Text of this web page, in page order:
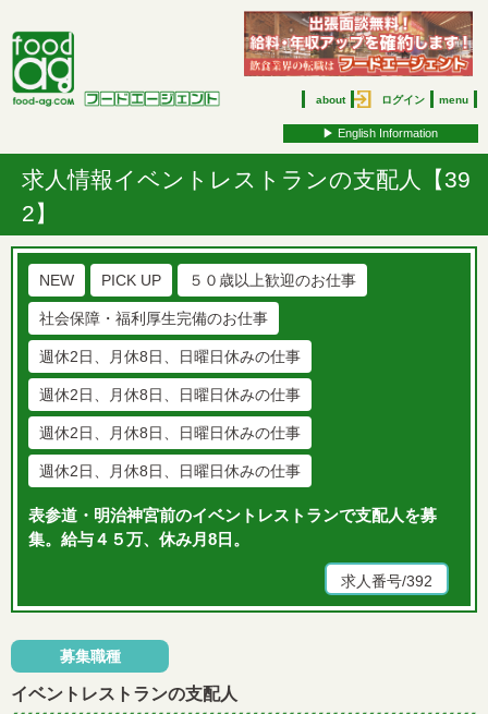
about ログイン menu
▶︎ English Information
求人情報イベントレストランの支配人【39
2】
NEW PICK UP ５０歳以上歓迎のお仕事
社会保障・福利厚生完備のお仕事
週休2日、月休8日、日曜日休みの仕事
週休2日、月休8日、日曜日休みの仕事
週休2日、月休8日、日曜日休みの仕事
週休2日、月休8日、日曜日休みの仕事
表参道・明治神宮前のイベントレストランで支配人を募
集。給与４５万、休み月8日。
求人番号/392
募集職種
イベントレストランの支配人